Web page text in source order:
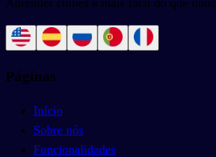
Páginas
Início
Sobre nós
Funcionalidades